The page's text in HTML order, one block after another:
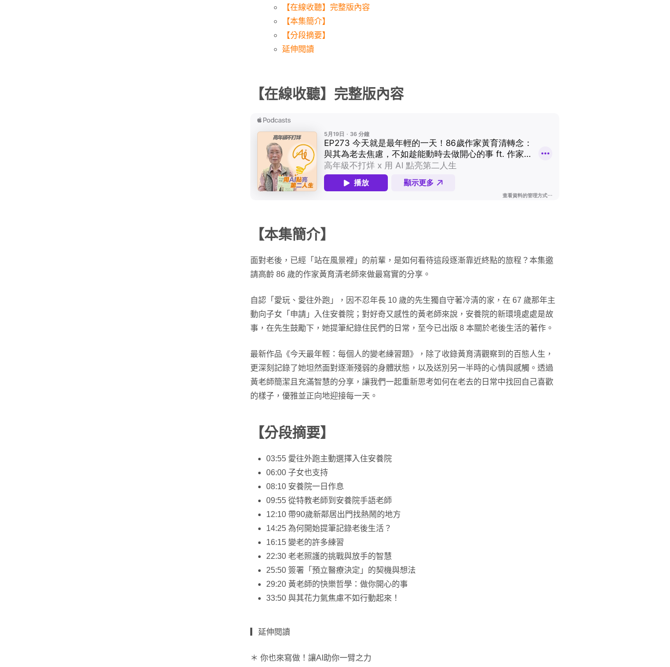
【在線收聽】完整版內容
【本集簡介】
【分段摘要】
延伸閱讀
【在線收聽】完整版內容
【本集簡介】
面對老後，已經「站在風景裡」的前輩，是如何看待這段逐漸靠近終點的旅程？本集邀
請高齡 86 歲的作家黃育清老師來做最寫實的分享。
自認「愛玩、愛往外跑」，因不忍年長 10 歲的先生獨自守著冷清的家，在 67 歲那年主
動向子女「申請」入住安養院；對好奇又感性的黃老師來說，安養院的新環境處處是故
事，在先生鼓勵下，她提筆紀錄住民們的日常，至今已出版 8 本關於老後生活的著作。
最新作品《今天最年輕：每個人的變老練習題》，除了收錄黃育清觀察到的百態人生，
更深刻記錄了她坦然面對逐漸殘弱的身體狀態，以及送別另一半時的心情與感觸。透過
黃老師簡潔且充滿智慧的分享，讓我們一起重新思考如何在老去的日常中找回自己喜歡
的樣子，優雅並正向地迎接每一天。
【分段摘要】
03:55 愛往外跑主動選擇入住安養院
06:00 子女也支持
08:10 安養院一日作息
09:55 從特教老師到安養院手語老師
12:10 帶90歲新鄰居出門找熱鬧的地方
14:25 為何開始提筆記錄老後生活？
16:15 變老的許多練習
22:30 老老照護的挑戰與放手的智慧
25:50 簽署「預立醫療決定」的契機與想法
29:20 黃老師的快樂哲學：做你開心的事
33:50 與其花力氣焦慮不如行動起來！
▎延伸閱讀
＊ 你也來寫做！讓AI助你一臂之力